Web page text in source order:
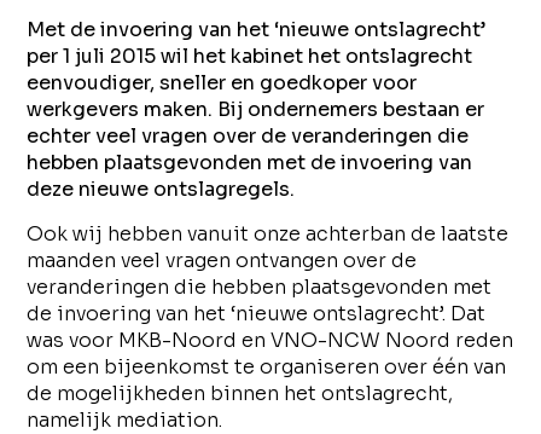
Met de invoering van het ‘nieuwe ontslagrecht’
per 1 juli 2015 wil het kabinet het ontslagrecht
eenvoudiger, sneller en goedkoper voor
werkgevers maken. Bij ondernemers bestaan er
echter veel vragen over de veranderingen die
hebben plaatsgevonden met de invoering van
deze nieuwe ontslagregels.
Ook wij hebben vanuit onze achterban de laatste
maanden veel vragen ontvangen over de
veranderingen die hebben plaatsgevonden met
de invoering van het ‘nieuwe ontslagrecht’. Dat
was voor MKB-Noord en VNO-NCW Noord reden
om een bijeenkomst te organiseren over één van
de mogelijkheden binnen het ontslagrecht,
namelijk mediation.